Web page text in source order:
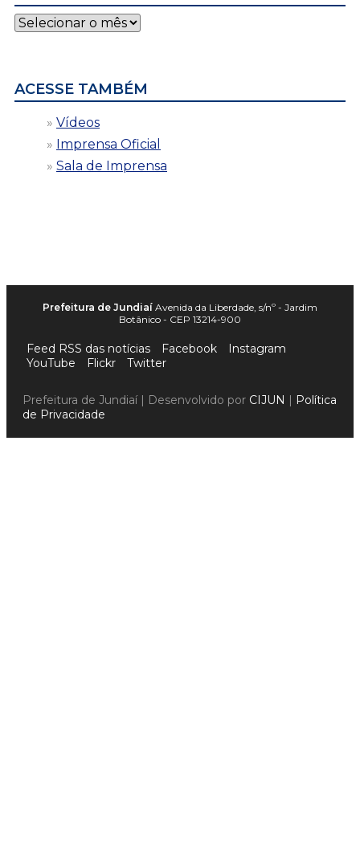
Notícias
por
ACESSE TAMBÉM
Vídeos
Imprensa Oficial
Sala de Imprensa
Prefeitura de Jundiaí Avenida da Liberdade, s/nº - Jardim
Botânico - CEP 13214-900
Feed RSS das notícias Facebook
Instagram
YouTube
Flickr Twitter
Prefeitura de Jundiaí | Desenvolvido por CIJUN | Política
de Privacidade